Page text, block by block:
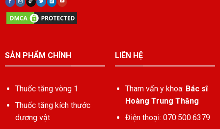
SẢN PHẨM CHÍNH
Thuốc tăng vòng 1
Thuốc tăng kích thước
dương vật
LIÊN HỆ
Tham vấn y khoa: Bác sĩ
Hoàng Trung Thăng
Điện thoại: 070.500.6379